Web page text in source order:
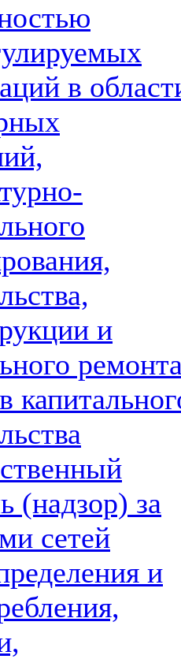
в
и
(надзор) за
сетей
и